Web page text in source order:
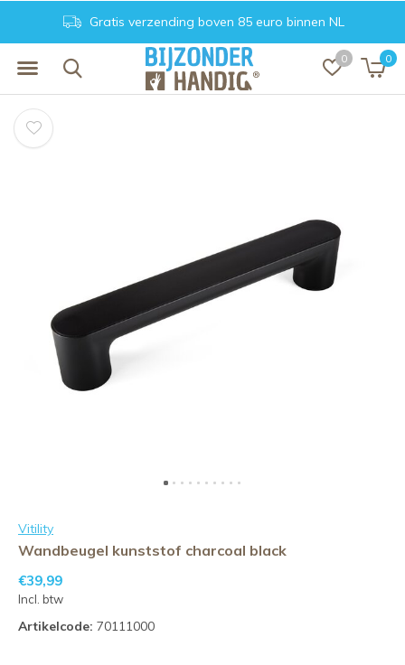
0 0
Gratis verzending boven 85 euro binnen NL
Vitility
Wandbeugel kunststof charcoal black
€39,99
Incl. btw
Artikelcode: 70111000